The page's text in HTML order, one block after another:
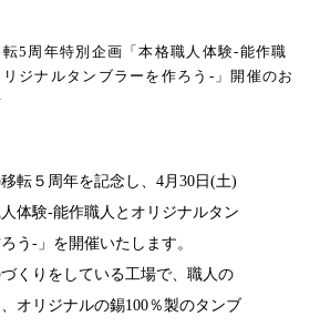
結婚10周年
の錫婚式
観光×宿泊プ
ラン
医療・ヘルス
ケア
5周年特別企画「本格職人体験‐能作職
リジナルタンブラーを作ろう‐」開催のお
転５周年を記念し、4月30日(土)
体験‐能作職人とオリジナルタン
う‐」を開催いたします。
くりをしている工場で、職人の
オリジナルの錫100％製のタンブ